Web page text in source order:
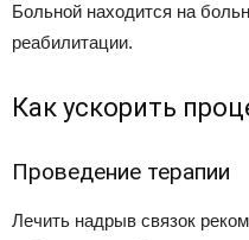
Больной находится на
реабилитации.
Как ускорить
Проведение терапии
Лечить надрыв связок